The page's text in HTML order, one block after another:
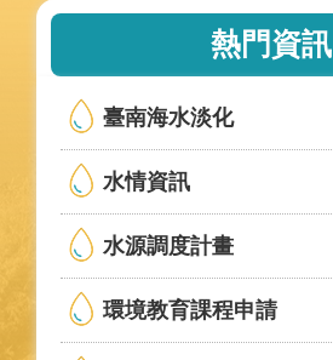
熱門資訊
臺南海水淡化
水情資訊
水源調度計畫
環境教育課程申請